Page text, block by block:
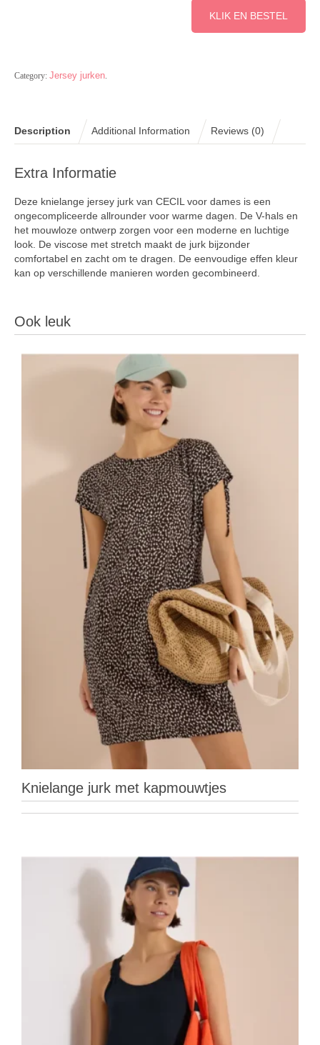
KLIK EN BESTEL
Category: Jersey jurken
Description Additional Information Reviews (0)
Extra Informatie
Deze knielange jersey jurk van CECIL voor dames is een
ongecompliceerde allrounder voor warme dagen. De V-hals en
het mouwloze ontwerp zorgen voor een moderne en luchtige
look. De viscose met stretch maakt de jurk bijzonder
comfortabel en zacht om te dragen. De eenvoudige effen kleur
kan op verschillende manieren worden gecombineerd.
Ook leuk
Knielange jurk met kapmouwtjes